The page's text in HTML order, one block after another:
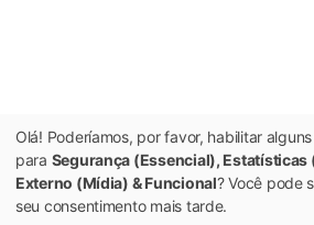
Olá! Poderíamos, por favor, habilitar
para Segurança (Essencial),
Externo (Mídia) & Funcional? Você pode
seu consentimento mais tarde.